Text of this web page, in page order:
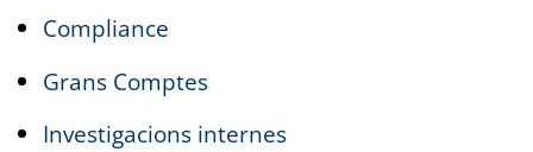
Compliance
Grans Comptes
Investigacions internes